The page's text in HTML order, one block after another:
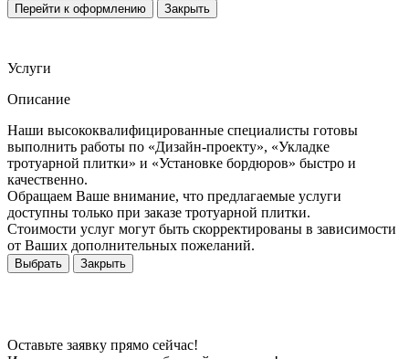
Перейти к оформлению Закрыть
Услуги
Описание
Наши высококвалифицированные специалисты готовы
выполнить работы по «Дизайн-проекту», «Укладке
тротуарной плитки» и «Установке бордюров» быстро и
качественно.
Обращаем Ваше внимание, что предлагаемые услуги
доступны только при заказе тротуарной плитки.
Стоимости услуг могут быть скорректированы в зависимости
от Ваших дополнительных пожеланий.
Выбрать Закрыть
Оставьте заявку прямо сейчас!